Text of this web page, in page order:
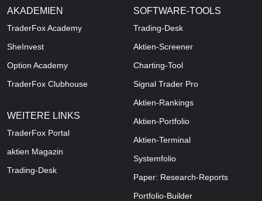
AKADEMIEN
TraderFox Academy
SheInvest
Option Academy
TraderFox Clubhouse
WEITERE LINKS
TraderFox Portal
aktien Magazin
Trading-Desk
SOFTWARE-TOOLS
Trading-Desk
Aktien-Screener
Charting-Tool
Signal Trader Pro
Aktien-Rankings
Aktien-Portfolio
Aktien-Terminal
Systemfolio
Paper: Research-Reports
Portfolio-Builder